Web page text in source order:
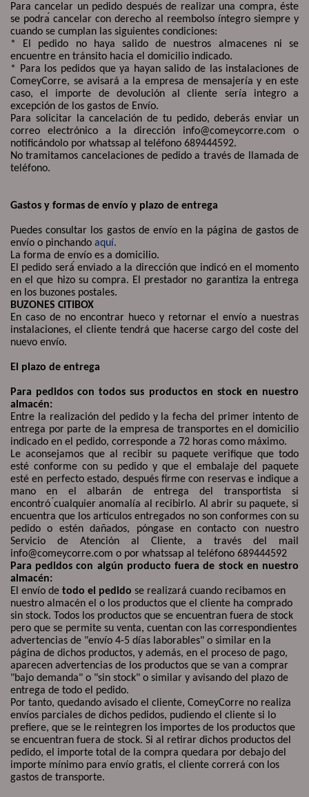
Para cancelar un pedido después de realizar una compra, éste
se podra ́cancelar con derecho al reembolso íntegro siempre y
cuando se cumplan las siguientes condiciones:
* El pedido no haya salido de nuestros almacenes ni se
encuentre en tránsito hacia el domicilio indicado.
* Para los pedidos que ya hayan salido de las instalaciones de
ComeyCorre, se avisará a la empresa de mensajería y en este
caso, el importe de devolución al cliente sería integro a
excepción de los gastos de Envío.
Para solicitar la cancelación de tu pedido, deberás enviar un
correo electrónico a la dirección info@comeycorre.com o
notificándolo por whatssap al teléfono 689444592.
No tramitamos cancelaciones de pedido a través de llamada de
teléfono.
Gastos y formas de envío y plazo de entrega
Puedes consultar los gastos de envío en la página de gastos de
envío o pinchando aquí.
La forma de envío es a domicilio.
El pedido será ́enviado a la dirección que indicó en el momento
en el que hizo su compra. El prestador no garantiza la entrega
en los buzones postales.
BUZONES CITIBOX
En caso de no encontrar hueco y retornar el envío a nuestras
instalaciones, el cliente tendrá que hacerse cargo del coste del
nuevo envío.
El plazo de entrega
Para pedidos con todos sus productos en stock en nuestro
almacén:
Entre la realización del pedido y la fecha del primer intento de
entrega por parte de la empresa de transportes en el domicilio
indicado en el pedido, corresponde a 72 horas como máximo.
Le aconsejamos que al recibir su paquete verifique que todo
esté conforme con su pedido y que el embalaje del paquete
esté en perfecto estado, después firme con reservas e indique a
mano en el albarán de entrega del transportista si
encontró cualquier anomalía al recibirlo. Al abrir su paquete, si
encuentra que los artículos entregados no son conformes con su
pedido o estén dañados, póngase en contacto con nuestro
Servicio de Atención al Cliente, a través del mail
info@comeycorre.com o por whatssap al teléfono 689444592
Para pedidos con algún producto fuera de stock en nuestro
almacén:
El envío de todo el pedido se realizará cuando recibamos en
nuestro almacén el o los productos que el cliente ha comprado
sin stock. Todos los productos que se encuentran fuera de stock
pero que se permite su venta, cuentan con las correspondientes
advertencias de "envío 4-5 días laborables" o similar en la
página de dichos productos, y además, en el proceso de pago,
aparecen advertencias de los productos que se van a comprar
"bajo demanda" o "sin stock" o similar y avisando del plazo de
entrega de todo el pedido.
Por tanto, quedando avisado el cliente, ComeyCorre no realiza
envíos parciales de dichos pedidos, pudiendo el cliente si lo
prefiere, que se le reintegren los importes de los productos que
se encuentran fuera de stock. Si al retirar dichos productos del
pedido, el importe total de la compra quedara por debajo del
importe mínimo para envío gratis, el cliente correrá con los
gastos de transporte.